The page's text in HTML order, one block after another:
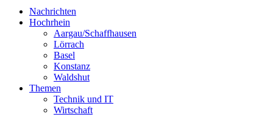
Nachrichten
Hochrhein
Aargau/Schaffhausen
Lörrach
Basel
Konstanz
Waldshut
Themen
Technik und IT
Wirtschaft